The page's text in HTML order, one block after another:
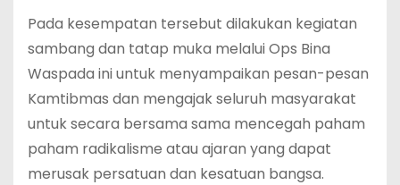
Pada kesempatan tersebut dilakukan kegiatan
sambang dan tatap muka melalui Ops Bina
Waspada ini untuk menyampaikan pesan-pesan
Kamtibmas dan mengajak seluruh masyarakat
untuk secara bersama sama mencegah paham
paham radikalisme atau ajaran yang dapat
merusak persatuan dan kesatuan bangsa.